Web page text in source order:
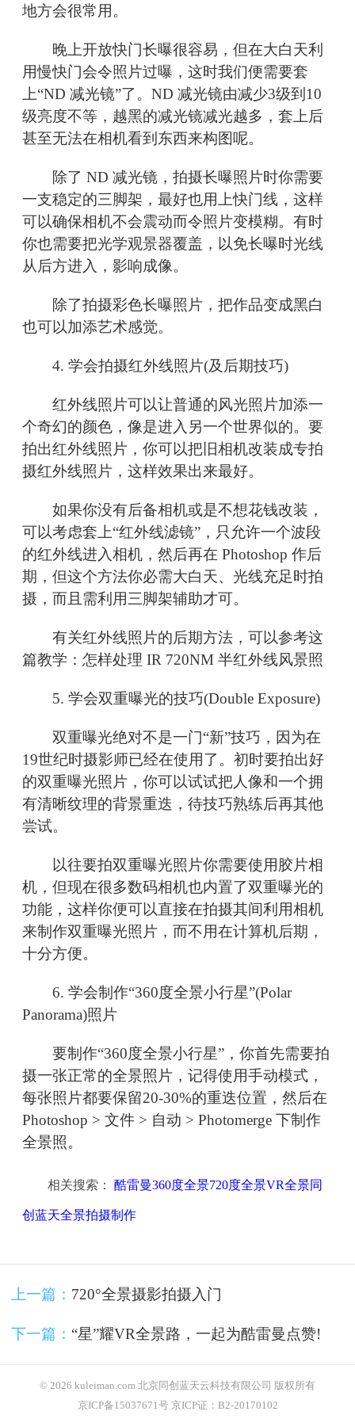
地方会很常用。
晚上开放快门长曝很容易，但在大白天利
用慢快门会令照片过曝，这时我们便需要套
上“ND 减光镜”了。ND 减光镜由减少3级到10
级亮度不等，越黑的减光镜减光越多，套上后
甚至无法在相机看到东西来构图呢。
除了 ND 减光镜，拍摄长曝照片时你需要
一支稳定的三脚架，最好也用上快门线，这样
可以确保相机不会震动而令照片变模糊。有时
你也需要把光学观景器覆盖，以免长曝时光线
从后方进入，影响成像。
除了拍摄彩色长曝照片，把作品变成黑白
也可以加添艺术感觉。
4. 学会拍摄红外线照片(及后期技巧)
红外线照片可以让普通的风光照片加添一
个奇幻的颜色，像是进入另一个世界似的。要
拍出红外线照片，你可以把旧相机改装成专拍
摄红外线照片，这样效果出来最好。
如果你没有后备相机或是不想花钱改装，
可以考虑套上“红外线滤镜”，只允许一个波段
的红外线进入相机，然后再在 Photoshop 作后
期，但这个方法你必需大白天、光线充足时拍
摄，而且需利用三脚架辅助才可。
有关红外线照片的后期方法，可以参考这
篇教学：怎样处理 IR 720NM 半红外线风景照
5. 学会双重曝光的技巧(Double Exposure)
双重曝光绝对不是一门“新”技巧，因为在
19世纪时摄影师已经在使用了。初时要拍出好
的双重曝光照片，你可以试试把人像和一个拥
有清晰纹理的背景重迭，待技巧熟练后再其他
尝试。
以往要拍双重曝光照片你需要使用胶片相
机，但现在很多数码相机也内置了双重曝光的
功能，这样你便可以直接在拍摄其间利用相机
来制作双重曝光照片，而不用在计算机后期，
十分方便。
6. 学会制作“360度全景小行星”(Polar
Panorama)照片
要制作“360度全景小行星”，你首先需要拍
摄一张正常的全景照片，记得使用手动模式，
每张照片都要保留20-30%的重迭位置，然后在
Photoshop > 文件 > 自动 > Photomerge 下制作
全景照。
相关搜索： 酷雷曼360度全景720度全景VR全景同
创蓝天全景拍摄制作
上一篇： 720°全景摄影拍摄入门
下一篇： “星”耀VR全景路，一起为酷雷曼点赞!
© 2026 kuleiman.com 北京同创蓝天云科技有限公司 版权所有
京ICP备15037671号 京ICP证：B2-20170102